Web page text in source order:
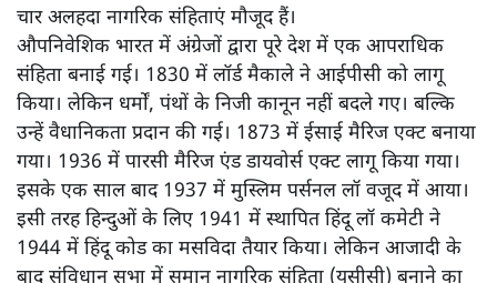
चार अलहदा नागरिक संहिताएं मौजूद हैं।
औपनिवेशिक भारत में अंग्रेजों द्वारा पूरे देश में एक आपराधिक
संहिता बनाई गई। 1830 में लॉर्ड मैकाले ने आईपीसी को लागू
किया। लेकिन धर्मों, पंथों के निजी कानून नहीं बदले गए। बल्कि
उन्हें वैधानिकता प्रदान की गई। 1873 में ईसाई मैरिज एक्ट बनाया
गया। 1936 में पारसी मैरिज एंड डायवोर्स एक्ट लागू किया गया।
इसके एक साल बाद 1937 में मुस्लिम पर्सनल लॉ वजूद में आया।
इसी तरह हिन्दुओं के लिए 1941 में स्थापित हिंदू लॉ कमेटी ने
1944 में हिंदू कोड का मसविदा तैयार किया। लेकिन आजादी के
बाद संविधान सभा में समान नागरिक संहिता (यूसीसी) बनाने का